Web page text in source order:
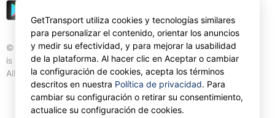
© Gettransport International Limited. GetTransport®
is trademark of Gettransport International Limited.
All rights reserved.
GetTransport utiliza cookies y tecnologías similares
para personalizar el contenido, orientar los anuncios
y medir su efectividad, y para mejorar la usabilidad
de la plataforma. Al hacer clic en Aceptar o cambiar
la configuración de cookies, acepta los términos
descritos en nuestra Política de privacidad. Para
cambiar su configuración o retirar su consentimiento,
actualice su configuración de cookies.